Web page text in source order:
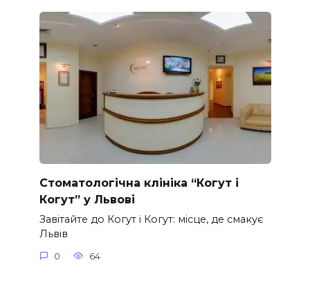
Стоматологічна клініка “Когут і
Когут” у Львові
Завітайте до Когут і Когут: місце, де смакує
Львів
0 64